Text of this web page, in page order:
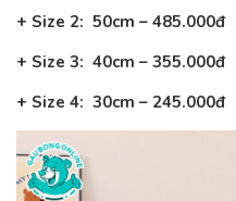
+ Size 2: 50cm – 485.000đ
+ Size 3: 40cm – 355.000đ
+ Size 4: 30cm – 245.000đ